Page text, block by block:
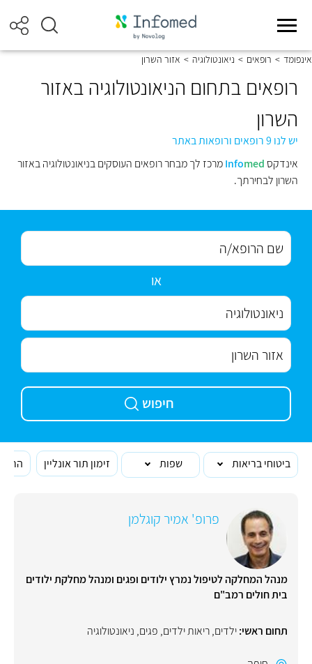
אינפומד > רופאים > ניאונטולוגיה > אזור השרון
רופאים בתחום הניאונטולוגיה באזור
השרון
יש לנו 9 רופאים ורופאות באתר
אינדקס
Infomed
מרכז לך מבחר רופאים העוסקים בניאונטולוגיה באזור
השרון לבחירתך.
או
חיפוש
ביטוחי בריאות שפות זימון תור אונליין
פרופ' אמיר קוגלמן
מנהל המחלקה לטיפול נמרץ ילודים ופגים ומנהל מחלקת ילודים
בית חולים רמב"ם
תחום ראשי:ילדים,ריאות ילדים, פגים, ניאונטולוגיה